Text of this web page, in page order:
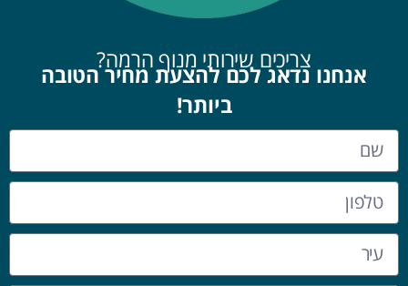
צריכים שירותי מנוף הרמה?
אנחנו נדאג לכם להצעת מחיר הטובה
ביותר!